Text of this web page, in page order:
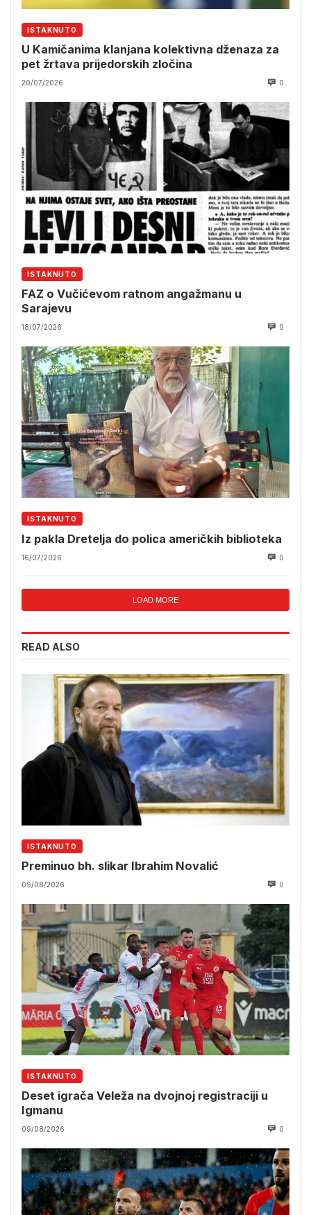
ISTAKNUTO
U Kamičanima klanjana kolektivna dženaza za
pet žrtava prijedorskih zločina
20/07/2026 0
ISTAKNUTO
FAZ o Vučićevom ratnom angažmanu u
Sarajevu
18/07/2026 0
ISTAKNUTO
Iz pakla Dretelja do polica američkih biblioteka
16/07/2026 0
LOAD MORE
READ ALSO
ISTAKNUTO
Preminuo bh. slikar Ibrahim Novalić
09/08/2026 0
ISTAKNUTO
Deset igrača Veleža na dvojnoj registraciji u
Igmanu
09/08/2026 0